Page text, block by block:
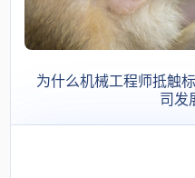
为什么机械工程师抵触
司发